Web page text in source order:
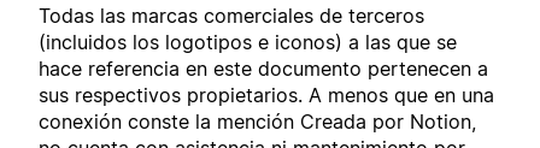
Todas las marcas comerciales de terceros
(incluidos los logotipos e iconos) a las que se
hace referencia en este documento pertenecen a
sus respectivos propietarios. A menos que en una
conexión conste la mención Creada por Notion,